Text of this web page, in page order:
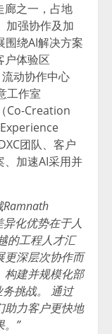
廊之一，占地
加强协作及加
围绕AI解决方案
户体验区
动协作中心
工作室
Co-Creation
团队、客户
、加速AI采用并
Ramnath
化优势在于人
的工程人才汇
更深层次协作而
构建并规模化部
挑战。 通过
助力客户更快地
。”